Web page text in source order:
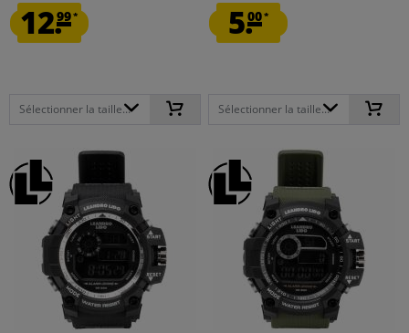
12.99*
Sélectionner la taille...
5.00*
Sélectionner la taille...